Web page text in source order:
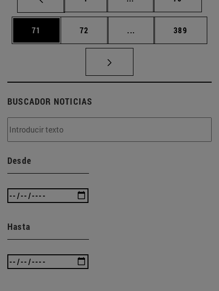
Página
71 Página
72 ... Páginas intermedias
Página
389
BUSCADOR NOTICIAS
Desde
Hasta